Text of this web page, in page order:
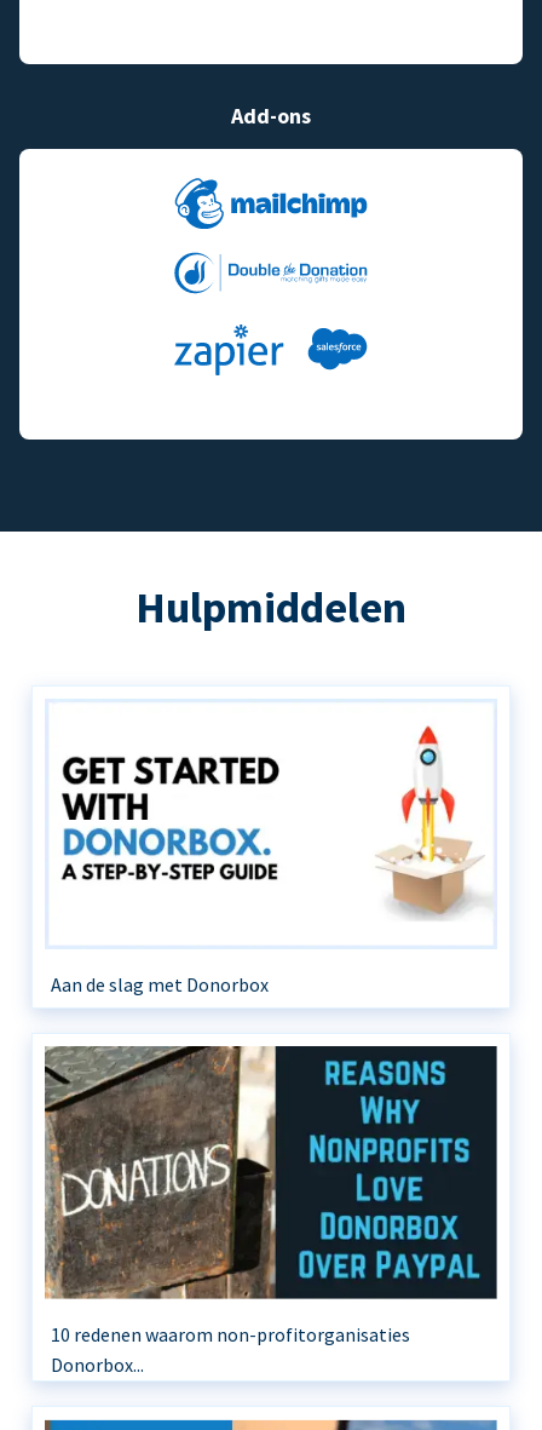
Add-ons
Hulpmiddelen
Aan de slag met Donorbox
10 redenen waarom non-profitorganisaties
Donorbox...